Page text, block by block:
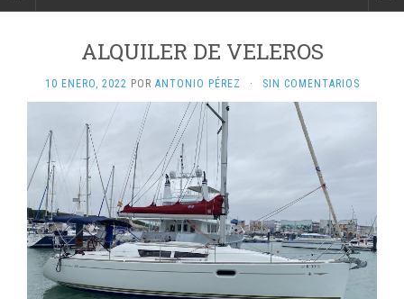
ALQUILER DE VELEROS
10 ENERO, 2022 POR ANTONIO PÉREZ · SIN COMENTARIOS